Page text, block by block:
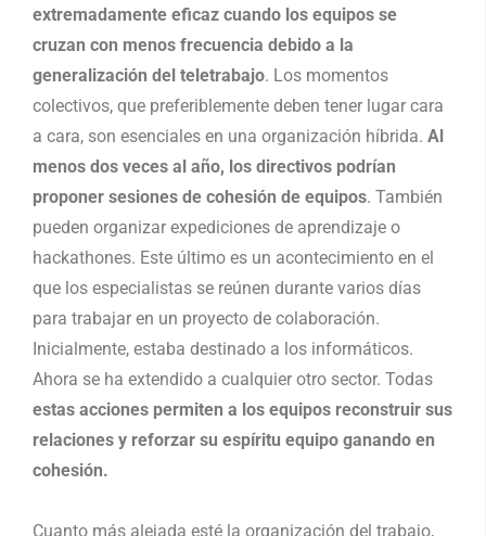
extremadamente eficaz cuando los equipos se
cruzan con menos frecuencia debido a la
generalización del teletrabajo. Los momentos
colectivos, que preferiblemente deben tener lugar cara
a cara, son esenciales en una organización híbrida. Al
menos dos veces al año, los directivos podrían
proponer sesiones de cohesión de equipos. También
pueden organizar expediciones de aprendizaje o
hackathones. Este último es un acontecimiento en el
que los especialistas se reúnen durante varios días
para trabajar en un proyecto de colaboración.
Inicialmente, estaba destinado a los informáticos.
Ahora se ha extendido a cualquier otro sector. Todas
estas acciones permiten a los equipos reconstruir sus
relaciones y reforzar su espíritu equipo ganando en
cohesión.
Cuanto más alejada esté la organización del trabajo,